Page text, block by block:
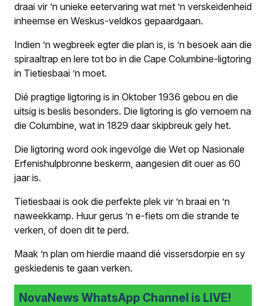
draai vir ’n unieke eetervaring wat met ’n verskei­denheid
inheemse en Weskus-veldkos gepaardgaan.
Indien ’n wegbreek egter die plan is, is ’n besoek aan die
spiraaltrap en lere tot bo in die Cape Columbine-ligtoring
in Tietiesbaai ’n moet.
Dié pragtige ligtoring is in Oktober 1936 gebou en die
uitsig is beslis besonders. Die ligtoring is glo vernoem na
die Columbine, wat in 1829 daar skipbreuk gely het.
Die ligtoring word ook ingevolge die Wet op Nasionale
Erfenishulpbronne beskerm, aangesien dit ouer as 60
jaar is.
Tietiesbaai is ook die perfekte plek vir ’n braai en ’n
naweekkamp. Huur gerus ’n e-fiets om die strande te
verken, of doen dit te perd.
Maak ’n plan om hierdie maand dié vissersdorpie en sy
geskiedenis te gaan verken.
NovaNews WhatsApp Channel is LIVE!